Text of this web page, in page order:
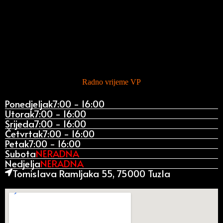
Radno vrijeme VP
Ponedjeljak7:00 - 16:00
Utorak7:00 - 16:00
Srijeda7:00 - 16:00
Četvrtak7:00 - 16:00
Petak7:00 - 16:00
SubotaNERADNA
NedjeljaNERADNA
Tomislava Ramljaka 55, 75000 Tuzla